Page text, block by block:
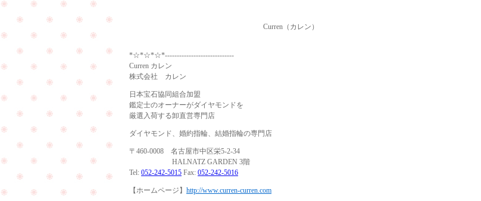
Curren（カレン）
*☆*☆*☆*-----------------------------
Curren カレン
株式会社 カレン
日本宝石協同組合加盟
鑑定士のオーナーがダイヤモンドを
厳選入荷する卸直営専門店
ダイヤモンド、婚約指輪、結婚指輪の専門店
〒460-0008 名古屋市中区栄5-2-34
HALNATZ GARDEN 3階
Tel: 052-242-5015 Fax: 052-242-5016
【ホームページ】 http://www.curren-curren.com